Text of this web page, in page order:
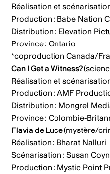
Réalisation et
Production : Babe Nation
Distribution : Elevation
Province : Ontario
*coproduction Canada/
Can I Get a Witness?
Réalisation et
Production : AMF
Distribution : Mongrel
Province : Colombie-
Flavia de Luce(mystère/
Réalisation : Bharat Nalluri
Scénarisation : Susan
Production : Mystic Point